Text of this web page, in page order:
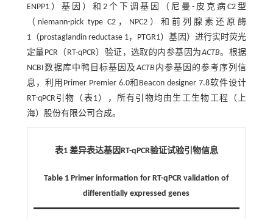
ENPP1）基因）和2个下调基因（尼曼-皮克病C2型
（niemann-pick type C2，NPC2）和前列腺素还原酶
1（prostaglandin reductase 1，PTGR1）基因）进行实时荧光
定量PCR（RT-qPCR）验证，选取的内参基因为ACTB。根据
NCBI数据库中鸭目标基因及ACTB 内参基因的参考序列信
息，利用Primer Premier 6.0和Beacon designer 7.8软件设计
RT-qPCR引物（ 表1），所有引物均由生工生物工程（上
海）股份有限公司合成。
表1 差异表达基因RT-qPCR验证试验引物信息
Table 1 Primer information for RT-qPCR validation of
differentially expressed genes